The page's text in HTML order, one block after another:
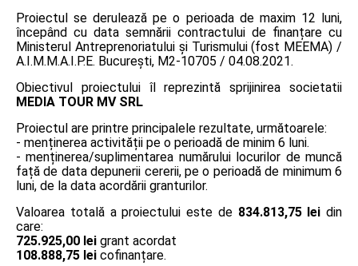
Proiectul se derulează pe o perioada de maxim 12 luni,
începând cu data semnării contractului de finanțare cu
Ministerul Antreprenoriatului și Turismului (fost MEEMA) /
A.I.M.M.A.I.P.E. București, M2-10705 / 04.08.2021.
Obiectivul proiectului îl reprezintă sprijinirea societatii
MEDIA TOUR MV SRL
Proiectul are printre principalele rezultate, următoarele:
- menținerea activității pe o perioadă de minim 6 luni.
- menținerea/suplimentarea numărului locurilor de muncă
față de data depunerii cererii, pe o perioadă de minimum 6
luni, de la data acordării granturilor.
Valoarea totală a proiectului este de 834.813,75 lei din
care:
725.925,00 lei grant acordat
108.888,75 lei cofinanțare.